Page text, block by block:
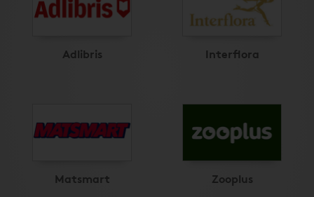
Adlibris Interflora
Matsmart Zooplus